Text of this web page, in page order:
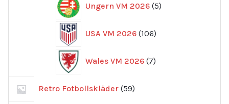
Ungern VM 2026 5
produkter
USA VM 2026 106
produkter
Wales VM 2026 7
produkter
Retro Fotbollskläder 59
produkter